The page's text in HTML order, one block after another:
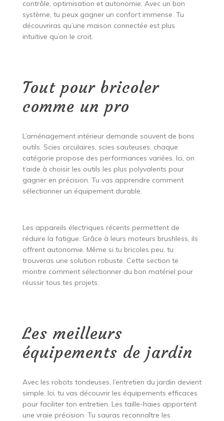
contrôle, optimisation et autonomie. Avec un bon
système, tu peux gagner un confort immense. Tu
découvriras qu’une maison connectée est plus
intuitive qu’on le croit.
Tout pour bricoler
comme un pro
L’aménagement intérieur demande souvent de bons
outils. Scies circulaires, scies sauteuses, chaque
catégorie propose des performances variées. Ici, on
t’aide à choisir les outils les plus polyvalents pour
gagner en précision. Tu vas apprendre comment
sélectionner un équipement durable.
Les appareils électriques récents permettent de
réduire la fatigue. Grâce à leurs moteurs brushless, ils
offrent autonomie. Même si tu bricoles peu, tu
trouveras une solution robuste. Cette section te
montre comment sélectionner du bon matériel pour
réussir tous tes projets.
Les meilleurs
équipements de jardin
Avec les robots tondeuses, l’entretien du jardin devient
simple. Ici, tu vas découvrir les équipements efficaces
pour faciliter ton entretien. Les taille-haies apportent
une vraie précision. Tu sauras reconnaître les